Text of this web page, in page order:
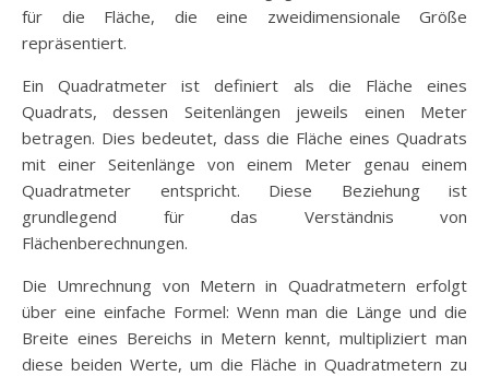
für die Fläche, die eine zweidimensionale Größe
repräsentiert.
Ein Quadratmeter ist definiert als die Fläche eines
Quadrats, dessen Seitenlängen jeweils einen Meter
betragen. Dies bedeutet, dass die Fläche eines Quadrats
mit einer Seitenlänge von einem Meter genau einem
Quadratmeter entspricht. Diese Beziehung ist
grundlegend für das Verständnis von
Flächenberechnungen.
Die Umrechnung von Metern in Quadratmetern erfolgt
über eine einfache Formel: Wenn man die Länge und die
Breite eines Bereichs in Metern kennt, multipliziert man
diese beiden Werte, um die Fläche in Quadratmetern zu